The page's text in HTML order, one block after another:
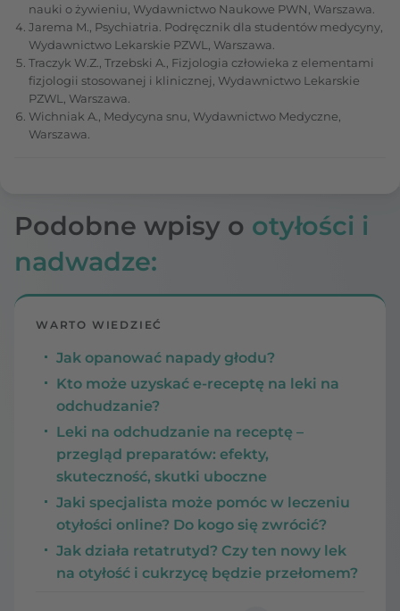
nauki o żywieniu, Wydawnictwo Naukowe PWN, Warszawa.
Jarema M., Psychiatria. Podręcznik dla studentów medycyny,
Wydawnictwo Lekarskie PZWL, Warszawa.
Traczyk W.Z., Trzebski A., Fizjologia człowieka z elementami
fizjologii stosowanej i klinicznej, Wydawnictwo Lekarskie
PZWL, Warszawa.
Wichniak A., Medycyna snu, Wydawnictwo Medyczne,
Warszawa.
Podobne wpisy o otyłości i
nadwadze:
WARTO WIEDZIEĆ
Jak opanować napady głodu?
Kto może uzyskać e-receptę na leki na
odchudzanie?
Leki na odchudzanie na receptę –
przegląd preparatów: efekty,
skuteczność, skutki uboczne
Jaki specjalista może pomóc w leczeniu
otyłości online? Do kogo się zwrócić?
Jak działa retatrutyd? Czy ten nowy lek
na otyłość i cukrzycę będzie przełomem?